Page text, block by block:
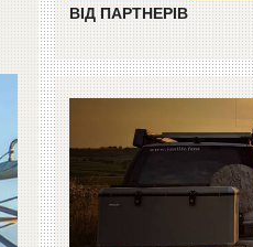
ВІД ПАРТНЕРІВ